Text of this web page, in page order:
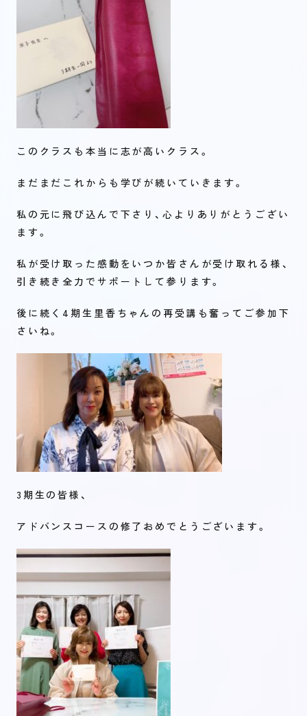
このクラスも本当に志が高いクラス。
まだまだこれからも学びが続いていきます。
私の元に飛び込んで下さり、心よりありがとうござい
ます。
私が受け取った感動をいつか皆さんが受け取れる様、
引き続き全力でサポートして参ります。
後に続く4期生里香ちゃんの再受講も奮ってご参加下
さいね。
3期生の皆様、
アドバンスコースの修了おめでとうございます。